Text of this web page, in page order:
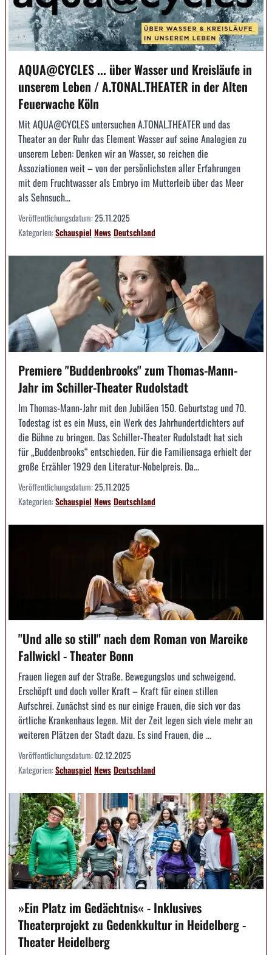
AQUA@CYCLES ... über Wasser und Kreisläufe in
unserem Leben / A.TONAL.THEATER in der Alten
Feuerwache Köln
Mit AQUA@CYCLES untersuchen A.TONAL.THEATER und das
Theater an der Ruhr das Element Wasser auf seine Analogien zu
unserem Leben: Denken wir an Wasser, so reichen die
Assoziationen weit – von der persönlichsten aller Erfahrungen
mit dem Fruchtwasser als Embryo im Mutterleib über das Meer
als Sehnsuch...
Veröffentlichungsdatum:25.11.2025
Kategorien:Schauspiel NewsDeutschland
Premiere "Buddenbrooks" zum Thomas-Mann-
Jahr im Schiller-Theater Rudolstadt
Im Thomas-Mann-Jahr mit den Jubiläen 150. Geburtstag und 70.
Todestag ist es ein Muss, ein Werk des Jahrhundertdichters auf
die Bühne zu bringen. Das Schiller-Theater Rudolstadt hat sich
für „Buddenbrooks“ entschieden. Für die Familiensaga erhielt der
große Erzähler 1929 den Literatur-Nobelpreis. Da...
Veröffentlichungsdatum:25.11.2025
Kategorien:Schauspiel NewsDeutschland
"Und alle so still" nach dem Roman von Mareike
Fallwickl - Theater Bonn
Frauen liegen auf der Straße. Bewegungslos und schweigend.
Erschöpft und doch voller Kraft – Kraft für einen stillen
Aufschrei. Zunächst sind es nur einige Frauen, die sich vor das
örtliche Krankenhaus legen. Mit der Zeit legen sich viele mehr an
weiteren Plätzen der Stadt dazu. Es sind Frauen, die ...
Veröffentlichungsdatum:02.12.2025
Kategorien:Schauspiel NewsDeutschland
»Ein Platz im Gedächtnis« - Inklusives
Theaterprojekt zu Gedenkkultur in Heidelberg -
Theater Heidelberg